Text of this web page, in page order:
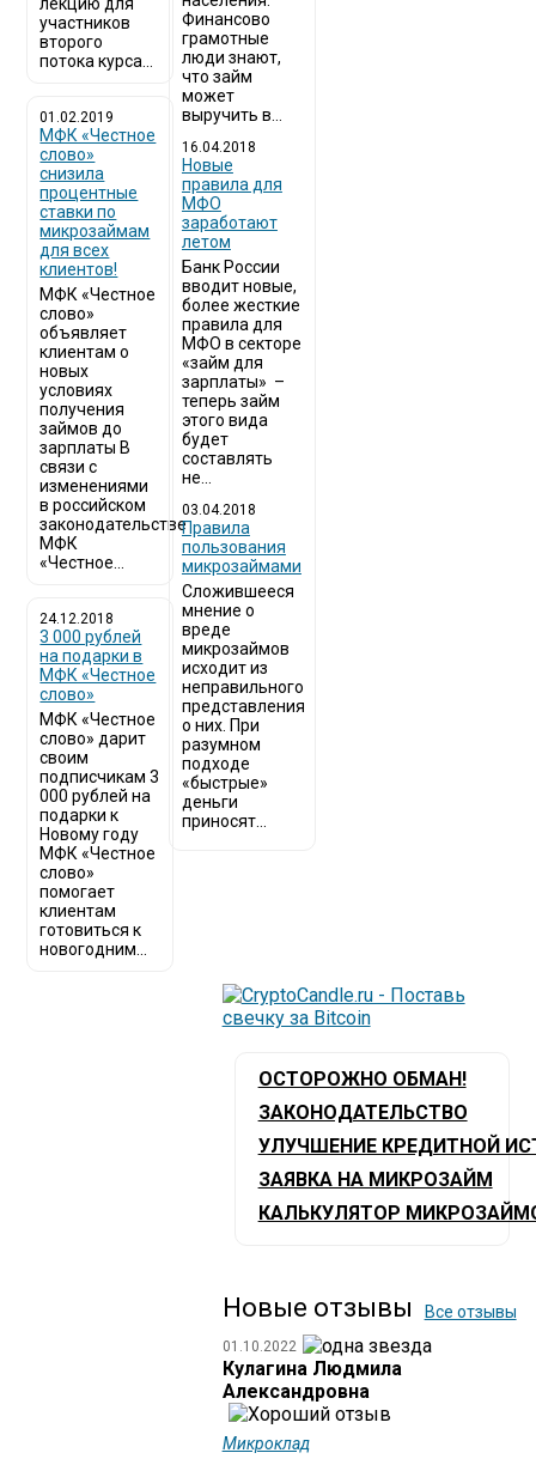
участников
второго
потока курса...
01.02.2019
МФК «Честное
слово»
снизила
процентные
ставки по
микрозаймам
для всех
клиентов!
МФК «Честное
слово»
объявляет
клиентам о
новых
условиях
получения
займов до
зарплаты В
связи с
изменениями
в российском
законодательстве
МФК
«Честное...
24.12.2018
3 000 рублей
на подарки в
МФК «Честное
слово»
МФК «Честное
слово» дарит
своим
подписчикам 3
000 рублей на
подарки к
Новому году
МФК «Честное
слово»
помогает
клиентам
готовиться к
новогодним...
Финансово
грамотные
люди знают,
что займ
может
выручить в...
16.04.2018
Новые
правила для
МФО
заработают
летом
Банк России
вводит новые,
более жесткие
правила для
МФО в секторе
«займ для
зарплаты» –
теперь займ
этого вида
будет
составлять
не...
03.04.2018
​Правила
пользования
микрозаймами
Сложившееся
мнение о
вреде
микрозаймов
исходит из
неправильного
представления
о них. При
разумном
подходе
«быстрые»
деньги
приносят...
ОСТОРОЖНО ОБМАН!
ЗАКОНОДАТЕЛЬСТВО
УЛУЧШЕНИЕ КРЕДИТНОЙ
ЗАЯВКА НА МИКРОЗАЙМ
КАЛЬКУЛЯТОР
Новые отзывы Все отзывы
01.10.2022
Кулагина Людмила
Александровна
Микроклад